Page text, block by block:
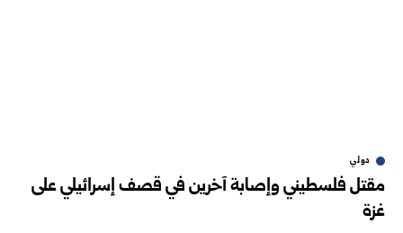
دولي
مقتل فلسطيني وإصابة آخرين في قصف إسرائيلي على
غزة